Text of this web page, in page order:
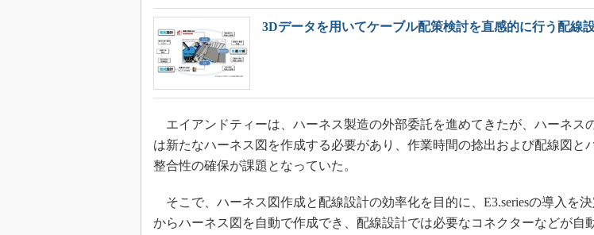
3Dデータを用いてケーブル配策検討を直感的に行う配線
エイアンドティーは、ハーネス製造の外部委託を進めてきたが、ハーネス
は新たなハーネス図を作成する必要があり、作業時間の捻出および配線図と
整合性の確保が課題となっていた。
そこで、ハーネス図作成と配線設計の効率化を目的に、E3.seriesの導入を
からハーネス図を自動で作成でき、配線設計では必要なコネクターなどが自